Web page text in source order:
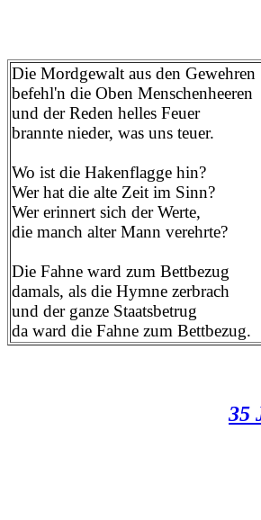
Die Mordgewalt aus den Gewehren
befehl'n die Oben Menschenheeren
und der Reden helles Feuer
brannte nieder, was uns teuer.
Wo ist die Hakenflagge hin?
Wer hat die alte Zeit im Sinn?
Wer erinnert sich der Werte,
die manch alter Mann verehrte?
Die Fahne ward zum Bettbezug
damals, als die Hymne zerbrach
und der ganze Staatsbetrug
da ward die Fahne zum Bettbezug.
35